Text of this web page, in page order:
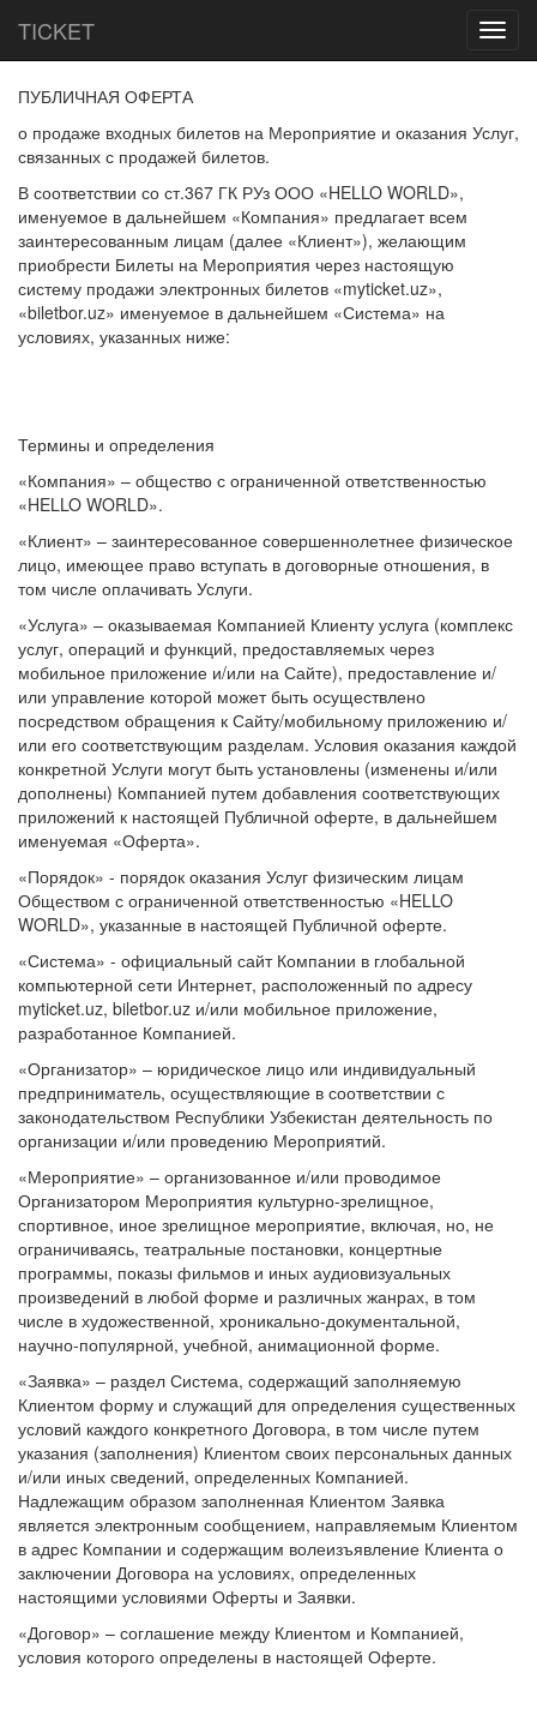
TICKET
ПУБЛИЧНАЯ ОФЕРТА
о продаже входных билетов на Мероприятие и оказания Услуг,
связанных с продажей билетов.
В соответствии со ст.367 ГК РУз ООО «HELLO WORLD»,
именуемое в дальнейшем «Компания» предлагает всем
заинтересованным лицам (далее «Клиент»), желающим
приобрести Билеты на Мероприятия через настоящую
систему продажи электронных билетов «myticket.uz»,
«biletbor.uz» именуемое в дальнейшем «Система» на
условиях, указанных ниже:
Термины и определения
«Компания» – общество с ограниченной ответственностью
«HELLO WORLD».
«Клиент» – заинтересованное совершеннолетнее физическое
лицо, имеющее право вступать в договорные отношения, в
том числе оплачивать Услуги.
«Услуга» – оказываемая Компанией Клиенту услуга (комплекс
услуг, операций и функций, предоставляемых через
мобильное приложение и/или на Сайте), предоставление и/
или управление которой может быть осуществлено
посредством обращения к Сайту/мобильному приложению и/
или его соответствующим разделам. Условия оказания каждой
конкретной Услуги могут быть установлены (изменены и/или
дополнены) Компанией путем добавления соответствующих
приложений к настоящей Публичной оферте, в дальнейшем
именуемая «Оферта».
«Порядок» - порядок оказания Услуг физическим лицам
Обществом с ограниченной ответственностью «HELLO
WORLD», указанные в настоящей Публичной оферте.
«Система» - официальный сайт Компании в глобальной
компьютерной сети Интернет, расположенный по адресу
myticket.uz, biletbor.uz и/или мобильное приложение,
разработанное Компанией.
«Организатор» – юридическое лицо или индивидуальный
предприниматель, осуществляющие в соответствии с
законодательством Республики Узбекистан деятельность по
организации и/или проведению Мероприятий.
«Мероприятие» – организованное и/или проводимое
Организатором Мероприятия культурно-зрелищное,
спортивное, иное зрелищное мероприятие, включая, но, не
ограничиваясь, театральные постановки, концертные
программы, показы фильмов и иных аудиовизуальных
произведений в любой форме и различных жанрах, в том
числе в художественной, хроникально-документальной,
научно-популярной, учебной, анимационной форме.
«Заявка» – раздел Система, содержащий заполняемую
Клиентом форму и служащий для определения существенных
условий каждого конкретного Договора, в том числе путем
указания (заполнения) Клиентом своих персональных данных
и/или иных сведений, определенных Компанией.
Надлежащим образом заполненная Клиентом Заявка
является электронным сообщением, направляемым Клиентом
в адрес Компании и содержащим волеизъявление Клиента о
заключении Договора на условиях, определенных
настоящими условиями Оферты и Заявки.
«Договор» – соглашение между Клиентом и Компанией,
условия которого определены в настоящей Оферте.